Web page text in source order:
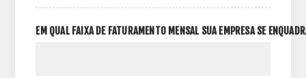
EM QUAL FAIXA DE FATURAMENTO MENSAL SUA EMPRESA SE